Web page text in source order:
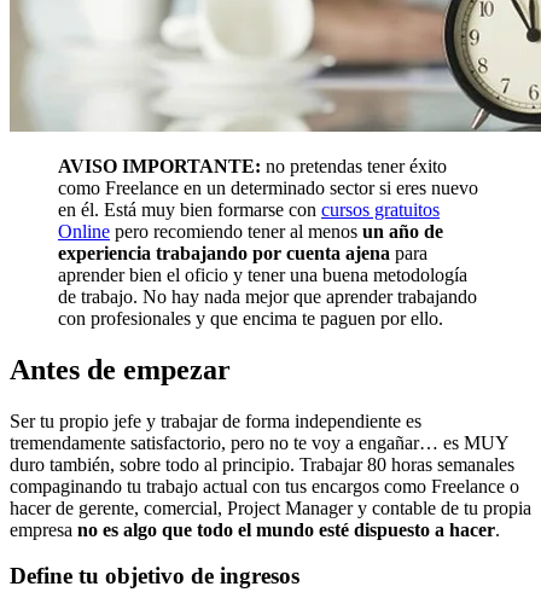
AVISO IMPORTANTE: no pretendas tener éxito
como Freelance en un determinado sector si eres nuevo
en él. Está muy bien formarse con cursos gratuitos
Online pero recomiendo tener al menos un año de
experiencia trabajando por cuenta ajena para
aprender bien el oficio y tener una buena metodología
de trabajo. No hay nada mejor que aprender trabajando
con profesionales y que encima te paguen por ello.
Antes de empezar
Ser tu propio jefe y trabajar de forma independiente es
tremendamente satisfactorio, pero no te voy a engañar… es MUY
duro también, sobre todo al principio. Trabajar 80 horas semanales
compaginando tu trabajo actual con tus encargos como Freelance o
hacer de gerente, comercial, Project Manager y contable de tu propia
empresa no es algo que todo el mundo esté dispuesto a hacer.
Define tu objetivo de ingresos